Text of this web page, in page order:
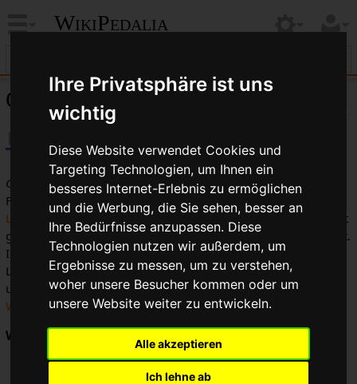
Ihre Privatsphäre ist uns
wichtig
Diese Website verwendet Cookies und
Targeting Technologien, um Ihnen ein
besseres Internet-Erlebnis zu ermöglichen
und die Werbung, die Sie sehen, besser an
Ihre Bedürfnisse anzupassen. Diese
Technologien nutzen wir außerdem, um
Ergebnisse zu messen, um zu verstehen,
woher unsere Besucher kommen oder um
unsere Website weiter zu entwickeln.
Alle akzeptieren
Ich lehne ab
WikiPedalia
Gewichtswiener
Gewichtswienerist eine leicht abfällige Beschreibung für
Fahrradfahrer, die das Gewicht Ihres Fahrrads mit
Leichtbauteilenund modifizierten Teilen reduzieren. Zumeist
geht dies auf Kosten der Nützlichkeit und der Zuverlässigkeit.
In den 1970er Jahren war es mode für Gewichtswiener,
Löcher in Fahrradbauteile zu bohren (aufbohren). Die
ultimative Gewichtswienerkomponente ist die aufgebohrte
Wasserflasche.
Werbung: